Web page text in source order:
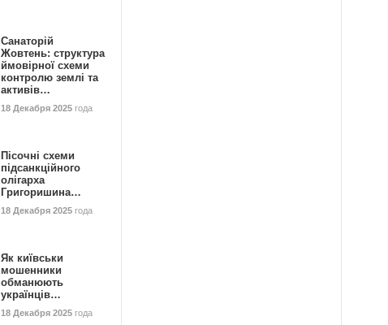
Санаторій
Жовтень: структура
ймовірної схеми
контролю землі та
активів…
18 Декабря 2025 года
Пісочні схеми
підсанкційного
олігарха
Григоришина…
18 Декабря 2025 года
Як київськи
мошенники
обманюють
українців…
18 Декабря 2025 года